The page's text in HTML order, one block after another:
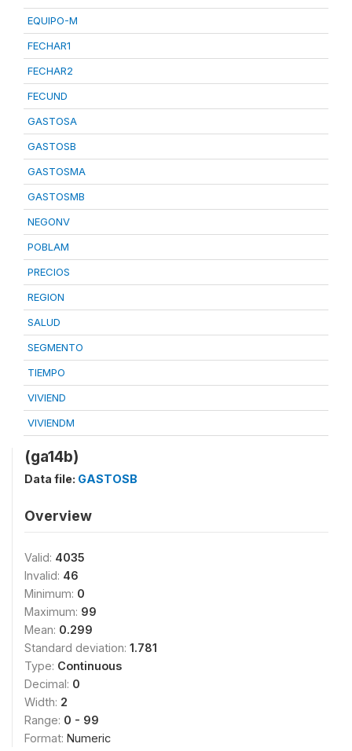
EQUIPO-M
FECHAR1
FECHAR2
FECUND
GASTOSA
GASTOSB
GASTOSMA
GASTOSMB
NEGONV
POBLAM
PRECIOS
REGION
SALUD
SEGMENTO
TIEMPO
VIVIEND
VIVIENDM
(ga14b)
Data file: GASTOSB
Overview
Valid: 4035
Invalid: 46
Minimum: 0
Maximum: 99
Mean: 0.299
Standard deviation: 1.781
Type: Continuous
Decimal: 0
Width: 2
Range: 0 - 99
Format: Numeric